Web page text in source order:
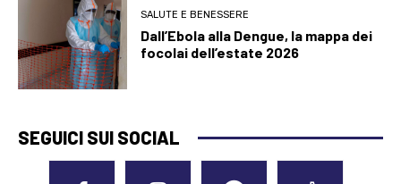
SALUTE E BENESSERE
Dall’Ebola alla Dengue, la mappa dei
focolai dell’estate 2026
SEGUICI SUI SOCIAL